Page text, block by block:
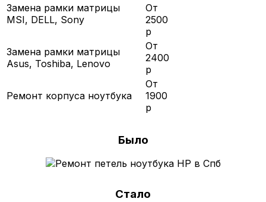
Замена рамки матрицы
MSI, DELL, Sony
От
2500
р
Замена рамки матрицы
Asus, Toshiba, Lenovo
От
2400
р
Ремонт корпуса ноутбука
От
1900
р
Было
Стало